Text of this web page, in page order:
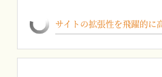
サイトの拡張性を飛躍的